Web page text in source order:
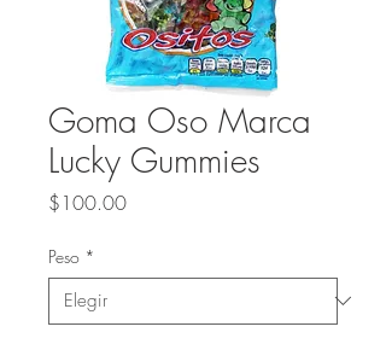
Goma Oso Marca
Lucky Gummies
$100.00Precio
Peso *